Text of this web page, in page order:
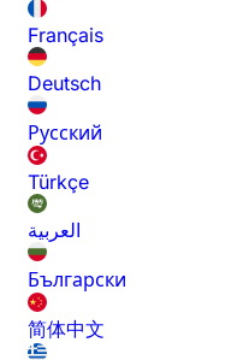
Français
Deutsch
Русский
Türkçe
العربية
Български
简体中文